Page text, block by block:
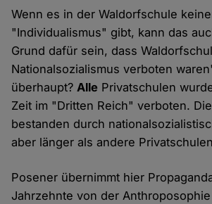
Wenn es in der Waldorfschule
"Individualismus" gibt, kann das
Grund dafür sein, dass
Nationalsozialismus verboten
überhaupt?Alle Privatschulen
Zeit im "Dritten Reich" verboten.
bestanden durch
aber länger als andere
Posener übernimmt hier
Jahrzehnte von der